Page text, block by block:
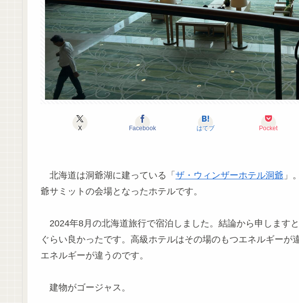
X Facebook はてブ Pocket
北海道は洞爺湖に建っている「 ザ・ウィンザーホテル洞爺 」
爺サミットの会場となったホテルです。
2024年8月の北海道旅行で宿泊しました。結論から申します
ぐらい良かったです。高級ホテルはその場のもつエネルギーが
エネルギーが違うのです。
建物がゴージャス。